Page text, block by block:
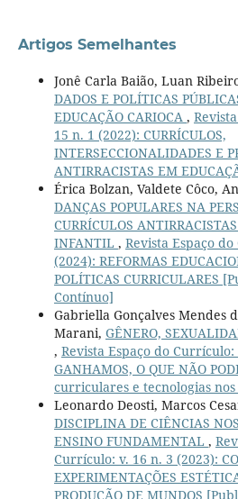
Artigos Semelhantes
Jonê Carla Baião, Luan
DADOS E POLÍTICAS
EDUCAÇÃO CARIOCA ,
15 n. 1 (2022): CURRÍCULOS,
INTERSECCIONALIDADES E
ANTIRRACISTAS EM
Érica Bolzan, Valdete Côco,
DANÇAS POPULARES NA
CURRÍCULOS
INFANTIL , Revista Espaço
(2024): REFORMAS
POLÍTICAS CURRICULARES
Contínuo]
Gabriella Gonçalves Mendes
Marani, GÊNERO,
, Revista Espaço do Currículo:
GANHAMOS, O QUE NÃO
curriculares e tecnologias
Leonardo Deosti, Marcos
DISCIPLINA DE CIÊNCIAS
ENSINO FUNDAMENTAL ,
Currículo: v. 16 n. 3 (2023):
EXPERIMENTAÇÕES
PRODUÇÃO DE MUNDOS